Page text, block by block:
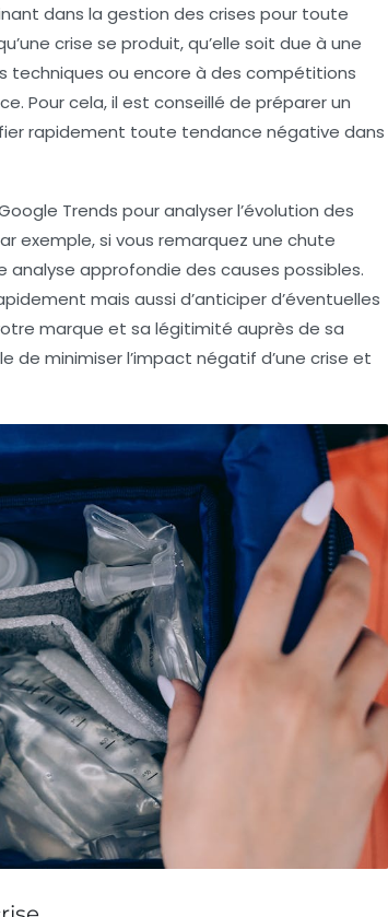
dans la gestion des crises pour toute
crise se produit, qu’elle soit due à une
techniques ou encore à des compétitions
Pour cela, il est conseillé de préparer un
rapidement toute tendance négative dans
Trends pour analyser l’évolution des
exemple, si vous remarquez une chute
analyse approfondie des causes possibles.
mais aussi d’anticiper d’éventuelles
marque et sa légitimité auprès de sa
de minimiser l’impact négatif d’une crise et